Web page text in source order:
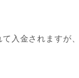
入金されますが